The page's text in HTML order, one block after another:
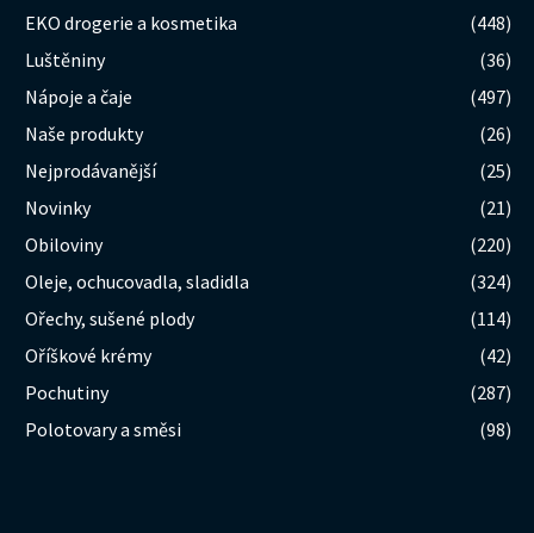
EKO drogerie a kosmetika
(448)
Luštěniny
(36)
Nápoje a čaje
(497)
Naše produkty
(26)
Nejprodávanější
(25)
Novinky
(21)
Obiloviny
(220)
Oleje, ochucovadla, sladidla
(324)
Ořechy, sušené plody
(114)
Oříškové krémy
(42)
Pochutiny
(287)
Polotovary a směsi
(98)